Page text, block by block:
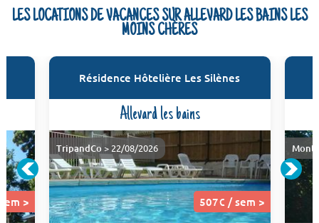
LES LOCATIONS DE VACANCES SUR ALLEVARD LES BAINS LES
MOINS CHÈRES
>
Résidence Hôtelière Les Silènes
Allevard les bains
507€ / sem >
TripandCo > 22/08/2026